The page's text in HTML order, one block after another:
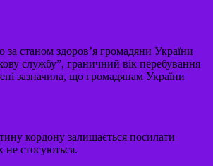
за станом здоров’я громадяни України
службу”, граничний вік перебування
зазначила, що громадянам України
кордону залишається посилати
не стосуються.